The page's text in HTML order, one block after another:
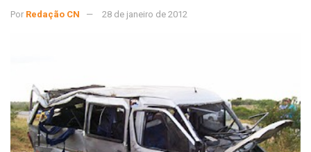
Por Redação CN 28 de janeiro de 2012